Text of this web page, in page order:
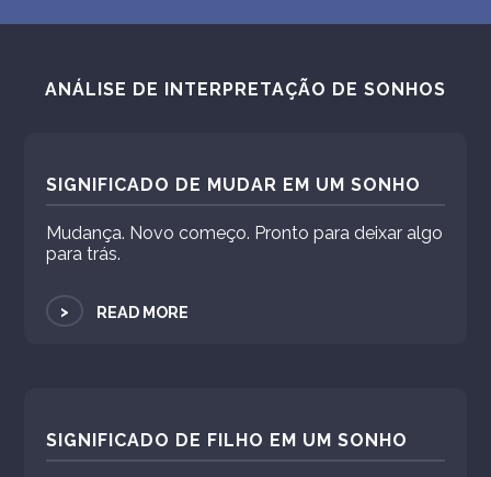
ANÁLISE DE INTERPRETAÇÃO DE SONHOS
SIGNIFICADO DE MUDAR EM UM SONHO
Mudança. Novo começo. Pronto para deixar algo
para trás.
> READ MORE
SIGNIFICADO DE FILHO EM UM SONHO